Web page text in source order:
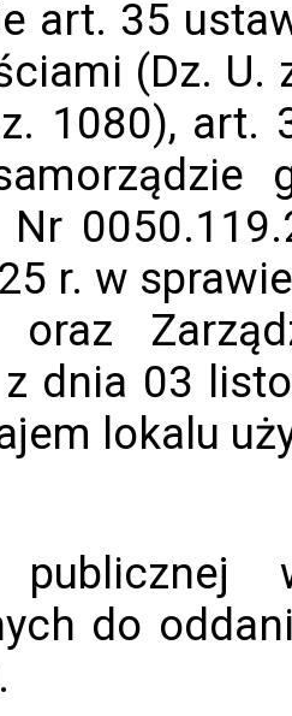
art. 35
(Dz. U.
1080),
Nr
r. w
oraz
z dnia 03
lokalu
do